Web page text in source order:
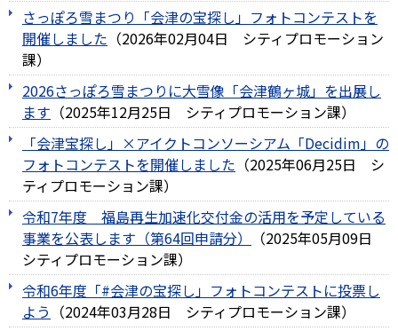
さっぽろ雪まつり「会津の宝探し」フォトコンテストを
開催しました （2026年02月04日
シティプロモーション
課）
2026さっぽろ雪まつりに大雪像「会津鶴ヶ城」を出展し
ます （2025年12月25日 シティプロモーション課）
「会津宝探し」×アイクトコンソーシアム「Decidim」の
フォトコンテストを開催しました （2025年06月25日
シ
ティプロモーション課）
令和7年度 福島再生加速化交付金の活用を予定している
事業を公表します（第64回申請分）
（2025年05月09日
シティプロモーション課）
令和6年度「#会津の宝探し」フォトコンテストに投票し
よう （2024年03月28日 シティプロモーション課）